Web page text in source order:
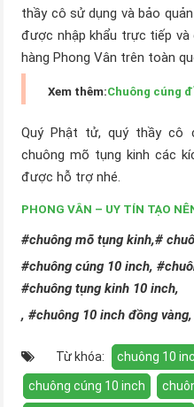
thầy cô sử dụng và bảo
được nhập khẩu trực tiếp
hàng Phong Vân trên toàn
Xem thêm:Chuông cúng
Quý Phật tử, quý thầy cô
chuông mõ tụng kinh các
được hỗ trợ nhé.
PHONG VÂN – UY TÍN TẠO
#chuông mõ tụng kinh,#
#chuông cúng 10 inch,
#chuông tụng kinh 10 inch,
, #chuông 10 inch đồng
Từ khóa: chuông 10
chuông cúng 10 inch